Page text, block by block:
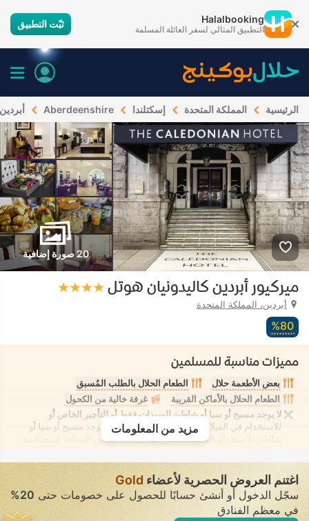
Halalbooking
التطبيق المثالي لسفر العائلة المسلمة ثبّت التطبيق
الرئيسية المملكة المتحدة إسكتلندا Aberdeenshire أبردين
20 صورة إضافية
ميركيور أبردين كاليدونيان هوتل
أبردين، المملكة المتحدة
80‏%
مميزات مناسبة للمسلمين
بعض الأطعمة حلال
الطعام الحلال بالطلب المُسبق
الطعام الحلال بالأماكن القريبة
غرفة خالية من الكحول
لا يوجد مسبح أو سبا أو شاطئ للسيدات فقط أو للتأجير الخاص أو
للاستخدام في الفيلا/الغرفة يوفر الانعزال التام. لا يوجد مسبح أو سبا أو
شاطئ للاستخدام المُختلط يُسمح فيه بارتداء ملابس السباحة المحتشمة
مزيد من المعلومات
اغتنم العروض الحصرية لأعضاء Gold
سجّل الدخول أو أنشئ حسابًا للحصول على خصومات حتى20%
في معظم الفنادق